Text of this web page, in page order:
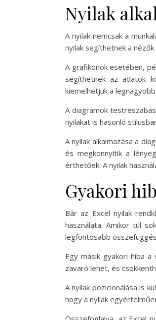
Nyilak
A nyilak nemcsak a
nyilak segíthetnek a
A grafikonok esetében,
segíthetnek az adatok
kiemelhetjük a
A diagramok
nyilakat is hasonló
A nyilak alkalmazása a
és megkönnyítik a
érthetőek. A nyilak
Gyakori
Bár az Excel nyilak
használata. Amikor túl
legfontosabb
Egy másik gyakori hiba
zavaró lehet, és
A nyilak pozicionálása is
hogy a nyilak